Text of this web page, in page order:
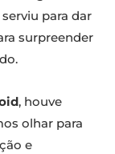
para dar
surpreender
, houve
olhar para
e